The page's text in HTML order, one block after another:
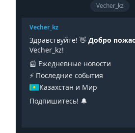
Vecher_kz
Vecher_kz
Здравствуйте! 👋 Добро
Vecher_kz!
📰 Ежедневные новости
⚡️ Последние события
Казахстан и Мир
Подпишитесь! 🔔